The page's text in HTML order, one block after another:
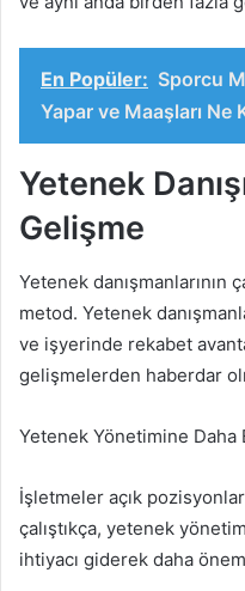
En Popüler: Sporcu
Yapar ve Maaşları Ne
Yetenek
Gelişme
Yetenek danışmanlarının
metod. Yetenek
ve işyerinde rekabet
gelişmelerden haberdar
Yetenek Yönetimine Daha
İşletmeler açık
çalıştıkça, yetenek
ihtiyacı giderek daha